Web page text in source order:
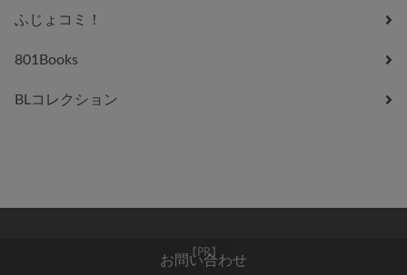
ふじょコミ！
801Books
BLコレクション
お問い合わせ